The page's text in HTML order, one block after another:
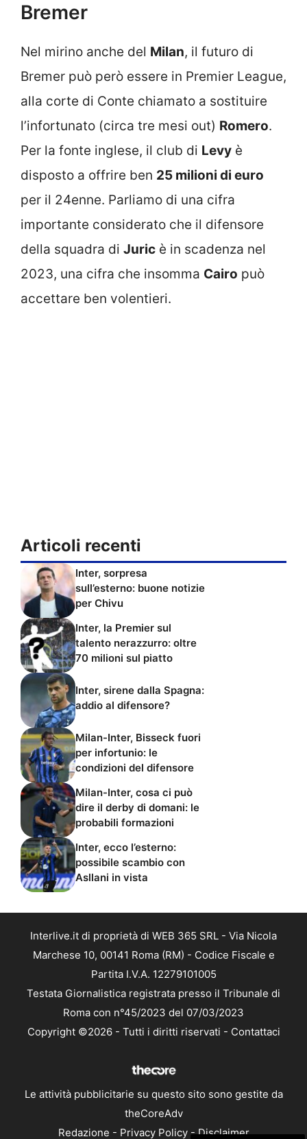
Bremer
Nel mirino anche del Milan, il futuro di
Bremer può però essere in Premier League,
alla corte di Conte chiamato a sostituire
l’infortunato (circa tre mesi out) Romero.
Per la fonte inglese, il club di Levy è
disposto a offrire ben 25 milioni di euro
per il 24enne. Parliamo di una cifra
importante considerato che il difensore
della squadra di Juric è in scadenza nel
2023, una cifra che insomma Cairo può
accettare ben volentieri.
Articoli recenti
Inter, sorpresa
sull’esterno: buone notizie
per Chivu
Inter, la Premier sul
talento nerazzurro: oltre
70 milioni sul piatto
Inter, sirene dalla Spagna:
addio al difensore?
Milan-Inter, Bisseck fuori
per infortunio: le
condizioni del difensore
Milan-Inter, cosa ci può
dire il derby di domani: le
probabili formazioni
Inter, ecco l’esterno:
possibile scambio con
Asllani in vista
Interlive.it di proprietà di WEB 365 SRL - Via Nicola
Marchese 10, 00141 Roma (RM) - Codice Fiscale e
Partita I.V.A. 12279101005
Testata Giornalistica registrata presso il Tribunale di
Roma con n°45/2023 del 07/03/2023
Copyright ©2026 - Tutti i diritti riservati - Contattaci
Le attività pubblicitarie su questo sito sono gestite da
theCoreAdv
Redazione - Privacy Policy-Disclaimer